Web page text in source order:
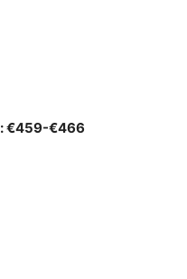
: €459-€466